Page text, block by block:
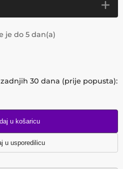
je do 5 dan(a)
30 dana (prije popusta):
u košaricu
u usporedilicu